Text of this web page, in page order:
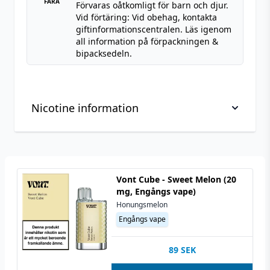
Nicotine information
innan köp
Nikotin är ett mycket beroendeframkallande
ämne.
Nikotin är giftigt i ren form. Denna produkt är
utspädd men ska användas med försiktighet.
Vid kontakt av nikotin på huden bör du alltid
Förvaras oåtkomligt för barn och djur.
Vid förtäring: Vid obehag, kontakta
giftinformationscentralen. Läs igenom
all information på förpackningen &
bipacksedeln.
Vont Cube - Sweet Melon (20
mg, Engångs vape)
Honungsmelon
Engångs vape
89 SEK